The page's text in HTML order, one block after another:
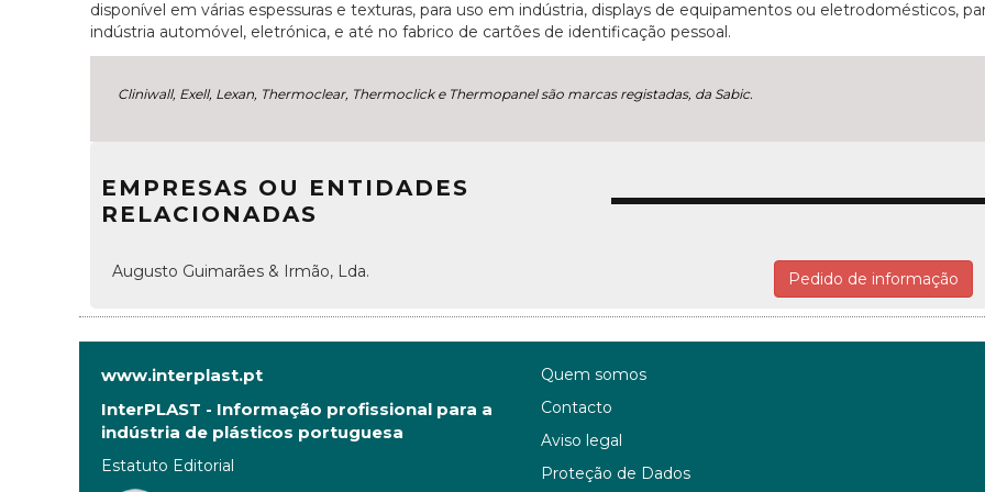
disponível em várias espessuras e texturas, para uso em indústria, displays de equipamentos ou eletrodomésticos,
indústria automóvel, eletrónica, e até no fabrico de cartões de identificação pessoal.
Cliniwall, Exell, Lexan, Thermoclear, Thermoclick e Thermopanel são marcas registadas, da Sabic.
EMPRESAS OU ENTIDADES
RELACIONADAS
Augusto Guimarães & Irmão, Lda. Pedido de informação
www.interplast.pt
InterPLAST - Informação profissional para a
indústria de plásticos portuguesa
Estatuto Editorial
Quem somos
Contacto
Aviso legal
Proteção de Dados